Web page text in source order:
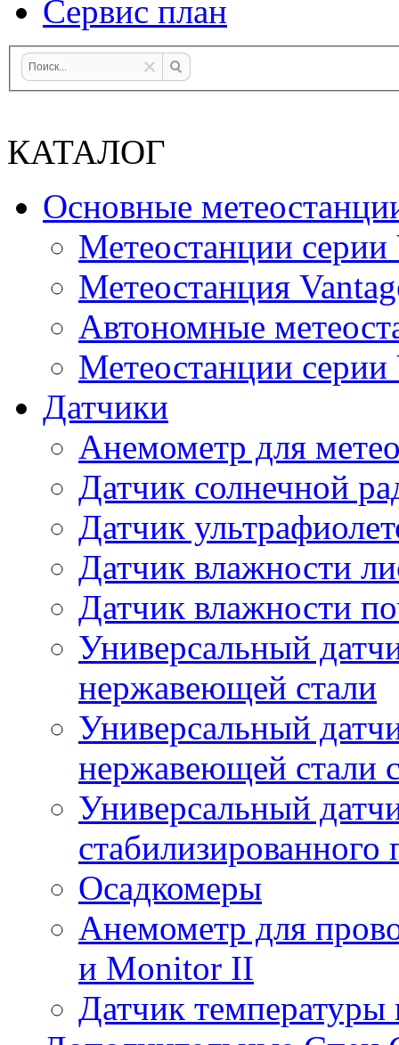
Сервис план
КАТАЛОГ
Основные
Метеостанции
Метеостанция
Автономные
Метеостанции серии
Датчики
Анемометр для
Датчик солнечной
Датчик
Датчик влажности
Датчик влажности
Универсальный
нержавеющей стали
Универсальный
нержавеющей стали
Универсальный
стабилизированного
Осадкомеры
Анемометр для
и Monitor II
Датчик температуры